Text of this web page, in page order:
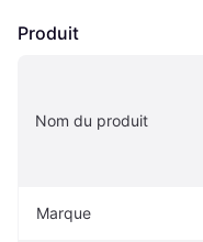
Produit
Nom du produit
Marque